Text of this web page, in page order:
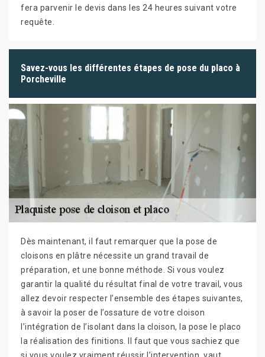
fera parvenir le devis dans les 24 heures suivant votre
requête.
Savez-vous les différentes étapes de pose du placo à
Porcheville
Dès maintenant, il faut remarquer que la pose de
cloisons en plâtre nécessite un grand travail de
préparation, et une bonne méthode. Si vous voulez
garantir la qualité du résultat final de votre travail, vous
allez devoir respecter l’ensemble des étapes suivantes,
à savoir la poser de l’ossature de votre cloison
l’intégration de l’isolant dans la cloison, la pose le placo
la réalisation des finitions. Il faut que vous sachiez que